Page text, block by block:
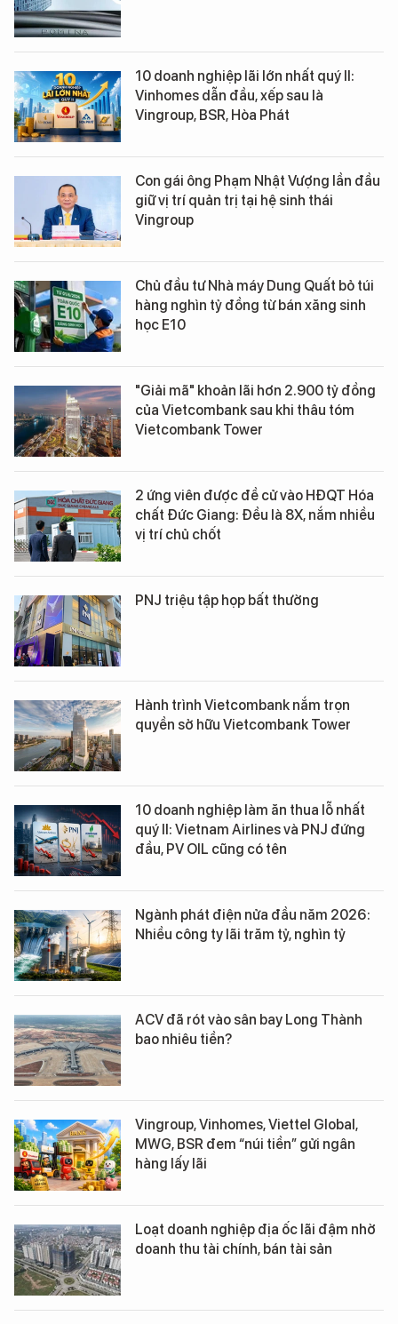
10 doanh nghiệp lãi lớn nhất quý II:
Vinhomes dẫn đầu, xếp sau là
Vingroup, BSR, Hòa Phát
Con gái ông Phạm Nhật Vượng lần đầu
giữ vị trí quản trị tại hệ sinh thái
Vingroup
Chủ đầu tư Nhà máy Dung Quất bỏ túi
hàng nghìn tỷ đồng từ bán xăng sinh
học E10
"Giải mã" khoản lãi hơn 2.900 tỷ đồng
của Vietcombank sau khi thâu tóm
Vietcombank Tower
2 ứng viên được đề cử vào HĐQT Hóa
chất Đức Giang: Đều là 8X, nắm nhiều
vị trí chủ chốt
PNJ triệu tập họp bất thường
Hành trình Vietcombank nắm trọn
quyền sở hữu Vietcombank Tower
10 doanh nghiệp làm ăn thua lỗ nhất
quý II: Vietnam Airlines và PNJ đứng
đầu, PV OIL cũng có tên
Ngành phát điện nửa đầu năm 2026:
Nhiều công ty lãi trăm tỷ, nghìn tỷ
ACV đã rót vào sân bay Long Thành
bao nhiêu tiền?
Vingroup, Vinhomes, Viettel Global,
MWG, BSR đem “núi tiền” gửi ngân
hàng lấy lãi
Loạt doanh nghiệp địa ốc lãi đậm nhờ
doanh thu tài chính, bán tài sản